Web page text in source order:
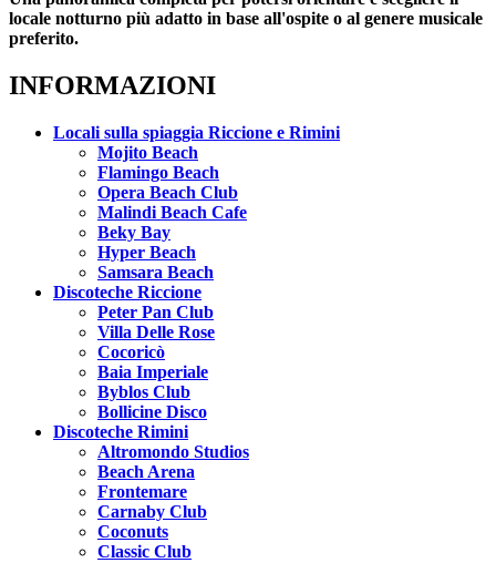
locale notturno più adatto in base all'ospite o al genere musicale
preferito.
INFORMAZIONI
Locali sulla spiaggia Riccione e Rimini
Mojito Beach
Flamingo Beach
Opera Beach Club
Malindi Beach Cafe
Beky Bay
Hyper Beach
Samsara Beach
Discoteche Riccione
Peter Pan Club
Villa Delle Rose
Cocoricò
Baia Imperiale
Byblos Club
Bollicine Disco
Discoteche Rimini
Altromondo Studios
Beach Arena
Frontemare
Carnaby Club
Coconuts
Classic Club